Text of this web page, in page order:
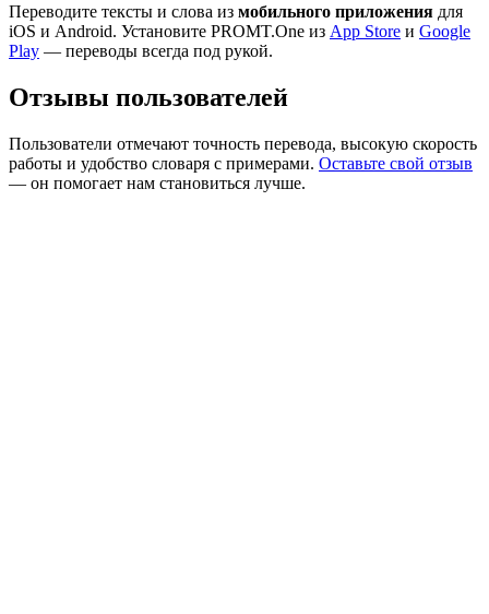
Переводите тексты и слова из мобильного приложения для
iOS и Android. Установите PROMT.One из App Store и Google
Play — переводы всегда под рукой.
Отзывы пользователей
Пользователи отмечают точность перевода, высокую скорость
работы и удобство словаря с примерами. Оставьте свой отзыв
— он помогает нам становиться лучше.